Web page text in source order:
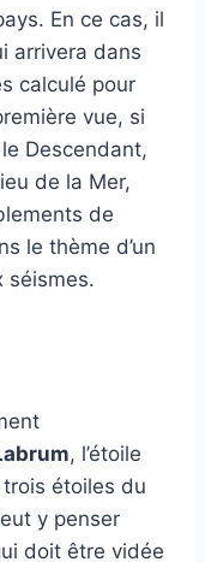
En ce cas, il
arrivera dans
calculé pour
vue, si
Descendant,
de la Mer,
de
le thème d’un
séismes.
, l’étoile
trois étoiles du
y penser
doit être vidée